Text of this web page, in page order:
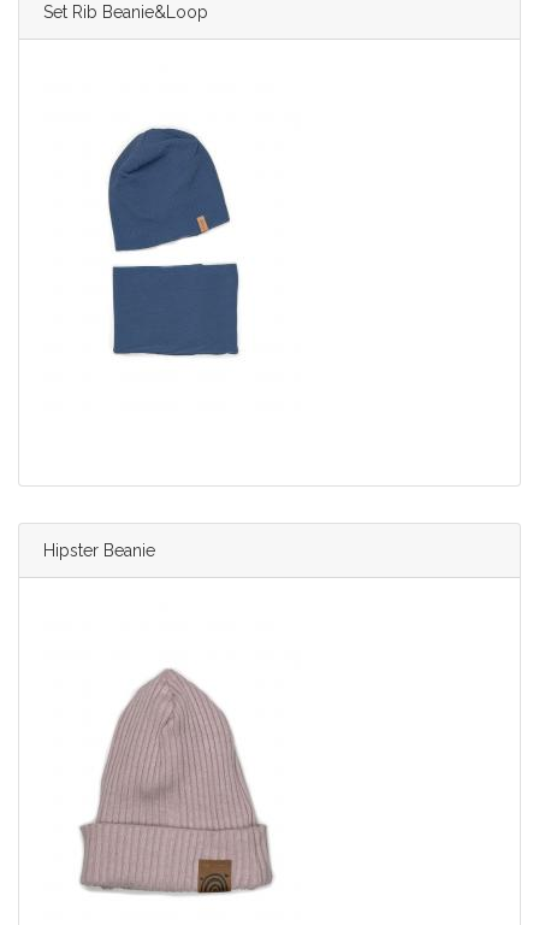
Set Rib Beanie&Loop
Hipster Beanie